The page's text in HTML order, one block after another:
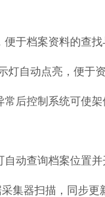
于档案资料的查找
自动点亮，便于资
后控制系统可使
动查询档案位置
集器扫描，同步更